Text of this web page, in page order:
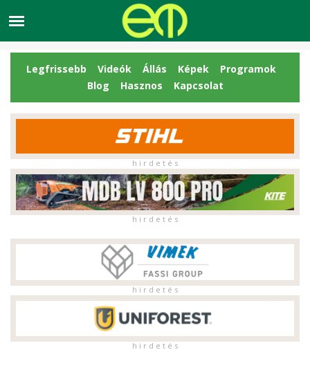
Legfrissebb Videók Állás Képek
Programok
Blog
Hasznos Kapcsolat
h i r d e t é s
h i r d e t é s
h i r d e t é s
h i r d e t é s